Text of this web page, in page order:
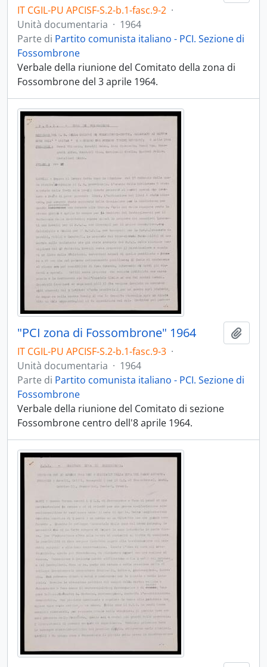
IT CGIL-PU APCISF-S.2-b.1-fasc.9-2 ·
Unità documentaria · 1964
Parte di Partito comunista italiano - PCI. Sezione di
Fossombrone
Verbale della riunione del Comitato della zona di
Fossombrone del 3 aprile 1964.
"PCI zona di Fossombrone" 1964
IT CGIL-PU APCISF-S.2-b.1-fasc.9-3 ·
Unità documentaria · 1964
Parte di Partito comunista italiano - PCI. Sezione di
Fossombrone
Verbale della riunione del Comitato di sezione
Fossombrone centro dell'8 aprile 1964.